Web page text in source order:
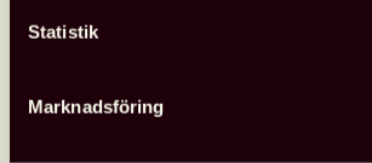
Statistik
Marknadsföring